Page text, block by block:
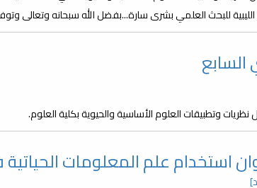
الليبية للبحث العلمي بشرى سارة...بفضل الله سبحانه وتعالى
وتطبيقات العلوم الأساسية والحيوية بكلية العلوم.
استخدام علم المعلومات